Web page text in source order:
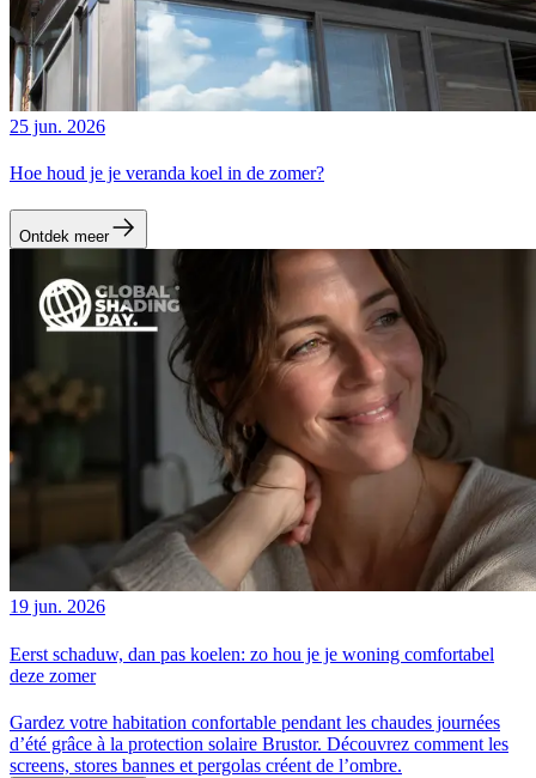
25 jun. 2026
Hoe houd je je veranda koel in de zomer?
Ontdek meer
19 jun. 2026
Eerst schaduw, dan pas koelen: zo hou je je woning comfortabel
deze zomer
Gardez votre habitation confortable pendant les chaudes journées
d’été grâce à la protection solaire Brustor. Découvrez comment les
screens, stores bannes et pergolas créent de l’ombre.